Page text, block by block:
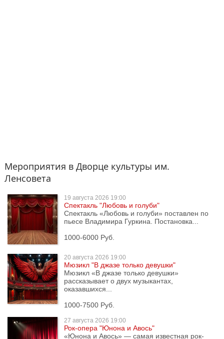
Мероприятия в Дворце культуры им.
Ленсовета
19 августа 2026 19:00
Спектакль "Любoвь и гoлуби"
Спектакль «Любовь и голуби» поставлен по
пьесе Владимира Гуркина. Постановка...
1000-6000 Руб.
20 августа 2026 19:00
Мюзикл "В джазе только девушки"
Мюзикл «В джазе только девушки»
рассказывает о двух музыкантах,
оказавшихся...
1000-7500 Руб.
27 августа 2026 19:00
Рок-опера "Юнона и Авось"
«Юнона и Авось» — самая известная рок-